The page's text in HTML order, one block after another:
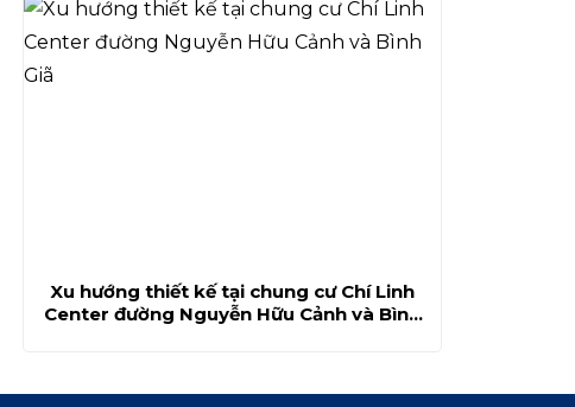
Xu hướng thiết kế tại chung cư Chí Linh
Center đường Nguyễn Hữu Cảnh và Bình